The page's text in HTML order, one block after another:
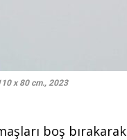
x 80 cm., 2023
boş bırakarak